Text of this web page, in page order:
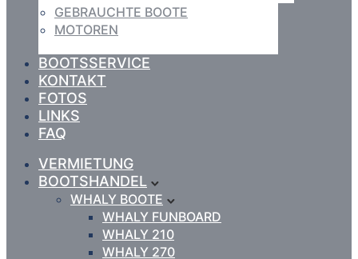
GEBRAUCHTE BOOTE
MOTOREN
BOOTSSERVICE
KONTAKT
FOTOS
LINKS
FAQ
VERMIETUNG
BOOTSHANDEL
WHALY BOOTE
WHALY FUNBOARD
WHALY 210
WHALY 270